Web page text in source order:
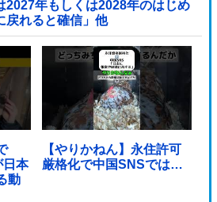
2027年もしくは2028年のはじめ
戻れると確信」他
本
動
【やりかねん】永住許可
厳格化で中国SNSでは…